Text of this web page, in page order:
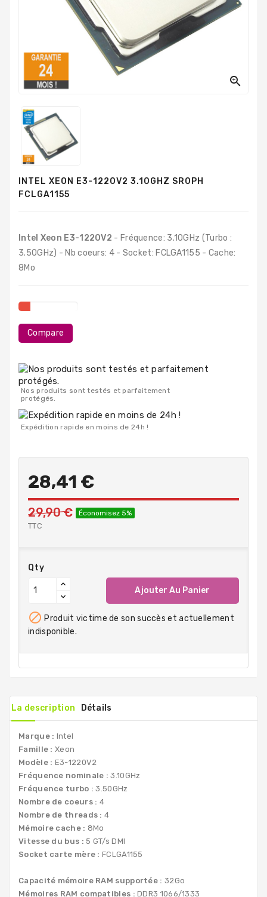
En-
Processeurs
Mémoires
RAM
Disques
Durs
PC
Composants
Portables
Destockage

INTEL XEON E3-1220V2 3.10GHZ SR0PH
FCLGA1155
Intel Xeon E3-1220V2 - Fréquence: 3.10GHz (Turbo :
3.50GHz) - Nb coeurs: 4 - Socket: FCLGA1155 - Cache:
8Mo
Compare
Nos produits sont testés et parfaitement
protégés.
Expédition rapide en moins de 24h !
28,41 €
29,90 € Économisez 5%
TTC
Qty
Ajouter Au Panier
 Produit victime de son succès et actuellement
indisponible.
La description Détails
Marque : Intel
Famille : Xeon
Modèle : E3-1220V2
Fréquence nominale : 3.10GHz
Fréquence turbo : 3.50GHz
Nombre de coeurs : 4
Nombre de threads : 4
Mémoire cache : 8Mo
Vitesse du bus : 5 GT/s DMI
Socket carte mère : FCLGA1155
Capacité mémoire RAM supportée : 32Go
Mémoires RAM compatibles : DDR3 1066/1333